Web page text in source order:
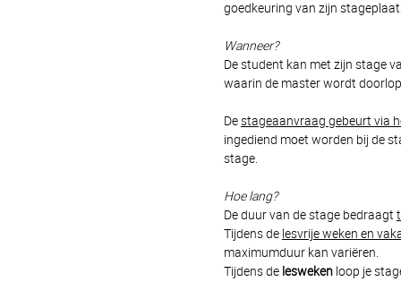
goedkeuring van zijn
Wanneer?
De student kan met zijn stage
waarin de master wordt
Destageaanvraag gebeurt via
ingediend moet worden bij de
stage.
Hoe lang?
De duur van de stage bedraagt
Tijdens de lesvrije weken en
maximumduur kan variëren.
Tijdens de leswekenloop je